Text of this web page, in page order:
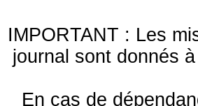
IMPORTANT : Les
journal sont donnés
En cas de